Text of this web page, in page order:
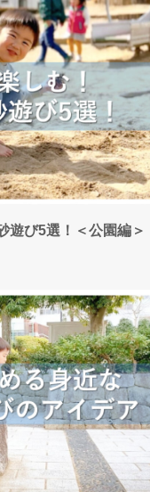
遊び5選！＜公園編＞